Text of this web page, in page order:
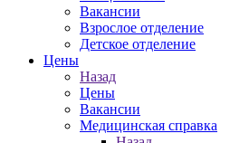
Вакансии
Взрослое отделение
Детское отделение
Цены
Назад
Цены
Вакансии
Медицинская справка